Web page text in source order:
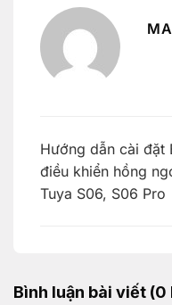
Hướng dẫn cài đặt
điều khiển hồng
Tuya S06, S06 Pro
Bình luận bài viết (0